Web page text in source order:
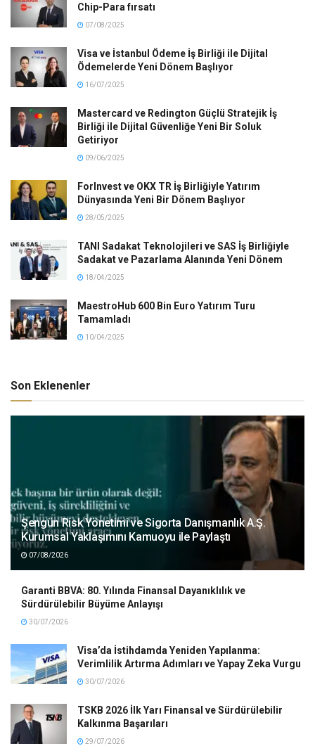
Chip-Para fırsatı
07/08/2025
Visa ve İstanbul Ödeme İş Birliği ile Dijital
Ödemelerde Yeni Dönem Başlıyor
16/07/2025
Mastercard ve Redington Güçlü Stratejik İş
Birliği ile Dijital Güvenliğe Yeni Bir Soluk
Getiriyor
09/06/2025
ForInvest ve OKX TR İş Birliğiyle Yatırım
Dünyasında Yeni Bir Dönem Başlıyor
28/05/2025
TANI Sadakat Teknolojileri ve SAS İş Birliğiyle
Sadakat ve Pazarlama Alanında Yeni Dönem
18/04/2025
MaestroHub 600 Bin Euro Yatırım Turu
Tamamladı
10/04/2025
Son Eklenenler
Şengün Risk Yönetimi ve Sigorta Danışmanlık A.Ş.
Kurumsal Yaklaşımını Kamuoyu ile Paylaştı
07/08/2026
Garanti BBVA: 80. Yılında Finansal Dayanıklılık ve
Sürdürülebilir Büyüme Anlayışı
30/07/2026
Visa’da İstihdamda Yeniden Yapılanma:
Verimlilik Artırma Adımları ve Yapay Zeka Vurgu
30/07/2026
TSKB 2026 İlk Yarı Finansal ve Sürdürülebilir
Kalkınma Başarıları
29/07/2026